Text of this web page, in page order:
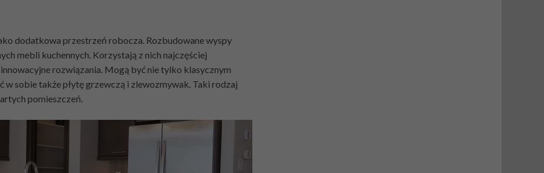
dodatkowa przestrzeń robocza. Rozbudowane wyspy
mebli kuchennych. Korzystają z nich najczęściej
rozwiązania. Mogą być nie tylko klasycznym
sobie także płytę grzewczą i zlewozmywak. Taki rodzaj
pomieszczeń.